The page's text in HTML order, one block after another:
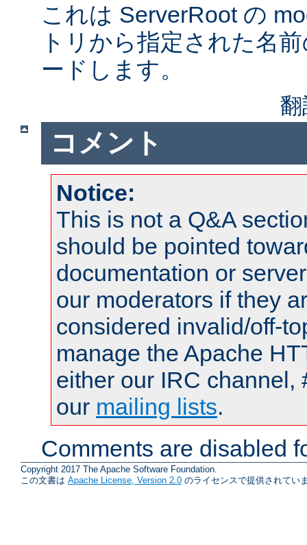
これは ServerRoot の
トリから指定された名
ードします。
コメント
Notice:
This is not a Q&A
should be pointed
documentation or
our moderators if they
considered invalid/off-
manage the Apache
either our IRC channel,
our mailing lists.
Comments are disabled
Copyright 2017 The Apache Software Foundation.
この文書は Apache License, Version 2.0 のライセンスで提供されてい